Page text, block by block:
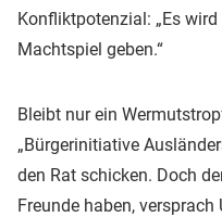
Konfliktpotenzial: „Es
Machtspiel geben.“
Bleibt nur ein
„Bürgerinitiative
den Rat schicken. Doch
Freunde haben,